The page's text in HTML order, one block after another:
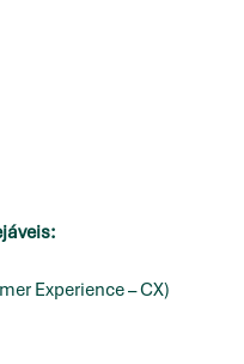
Experience – CX)